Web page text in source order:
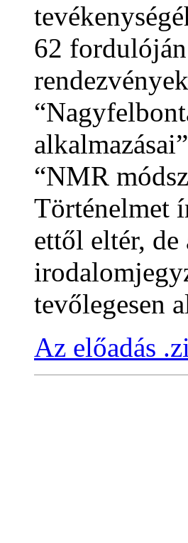
62
“NMR
Történelmet
ettől eltér,
tevőlegesen
Az előadás